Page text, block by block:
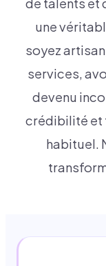
de talents et
une
soyez
services,
devenu
crédibilité et
habituel.